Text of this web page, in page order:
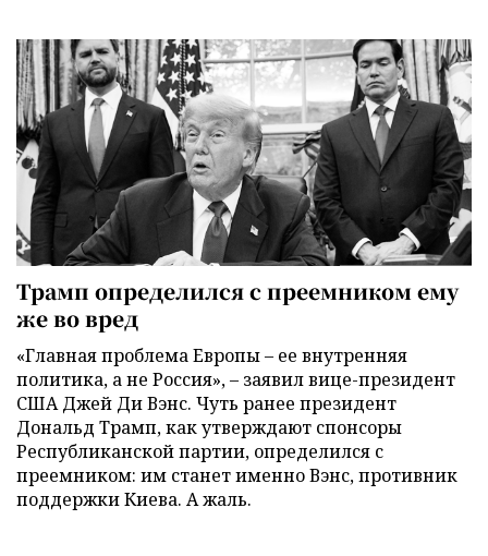
Трамп определился с преемником ему
же во вред
«Главная проблема Европы – ее внутренняя
политика, а не Россия», – заявил вице-президент
США Джей Ди Вэнс. Чуть ранее президент
Дональд Трамп, как утверждают спонсоры
Республиканской партии, определился с
преемником: им станет именно Вэнс, противник
поддержки Киева. А жаль.